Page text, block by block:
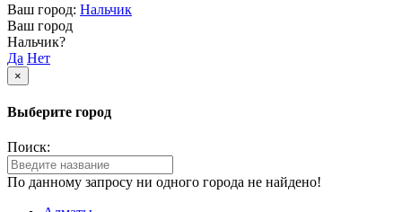
Ваш город: Нальчик
Ваш город
Нальчик?
Да Нет
×
Выберите город
Поиск:
По данному запросу ни одного города не найдено!